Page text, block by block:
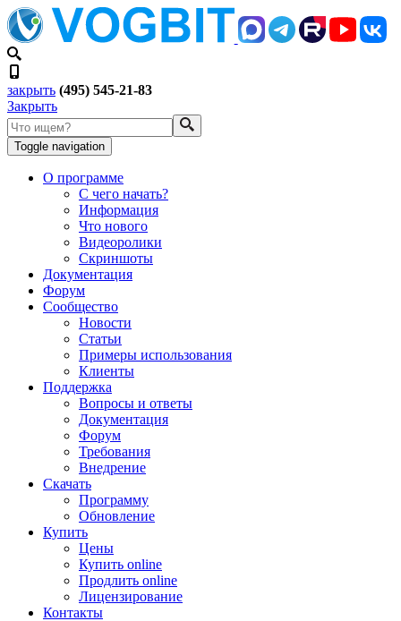
закрыть (495) 545-21-83
Закрыть
Toggle navigation
О программе
С чего начать?
Информация
Что нового
Видеоролики
Скриншоты
Документация
Форум
Сообщество
Новости
Статьи
Примеры использования
Клиенты
Поддержка
Вопросы и ответы
Документация
Форум
Требования
Внедрение
Скачать
Программу
Обновление
Купить
Цены
Купить online
Продлить online
Лицензирование
Контакты